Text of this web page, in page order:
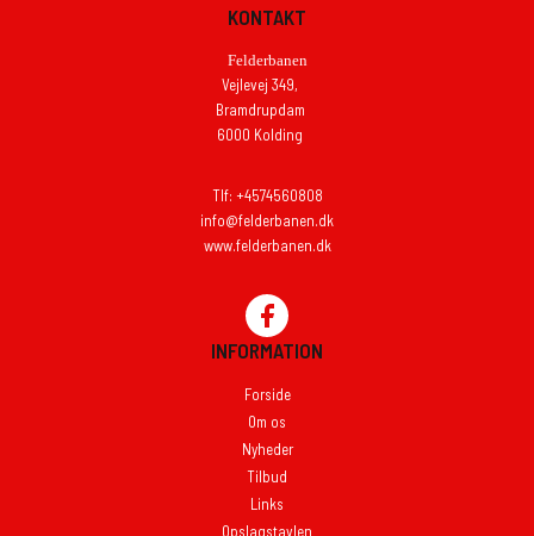
KONTAKT
Felderbanen
Vejlevej 349,
Bramdrupdam
6000 Kolding
Tlf: +4574560808
info@felderbanen.dk
www.felderbanen.dk
INFORMATION
Forside
Om os
Nyheder
Tilbud
Links
Opslagstavlen